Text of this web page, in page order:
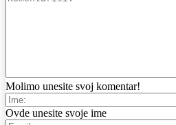
Molimo unesite svoj komentar!
Ovde unesite svoje ime